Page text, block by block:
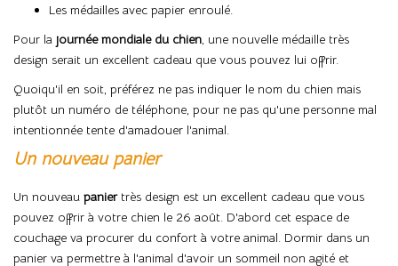
Les médailles avec papier enroulé.
Pour la journée mondiale du chien, une nouvelle médaille très
design serait un excellent cadeau que vous pouvez lui offrir.
Quoiqu'il en soit, préférez ne pas indiquer le nom du chien mais
plutôt un numéro de téléphone, pour ne pas qu'une personne mal
intentionnée tente d'amadouer l'animal.
Un nouveau panier
Un nouveau panier très design est un excellent cadeau que vous
pouvez offrir à votre chien le 26 août. D'abord cet espace de
couchage va procurer du confort à votre animal. Dormir dans un
panier va permettre à l'animal d'avoir un sommeil non agité et